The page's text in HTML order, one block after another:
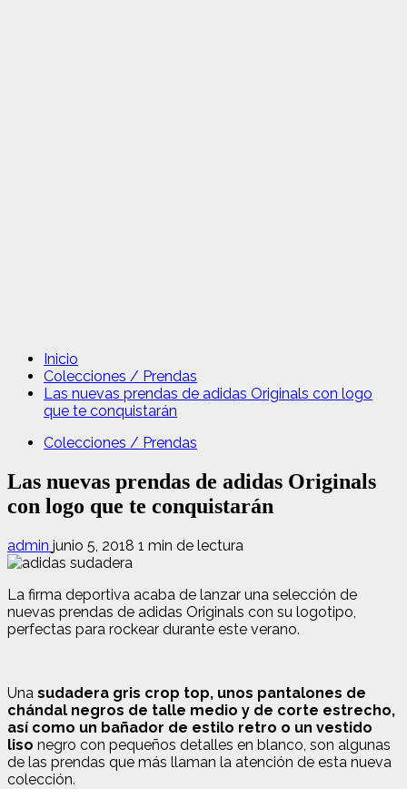
Inicio
Colecciones / Prendas
Las nuevas prendas de adidas Originals con logo
que te conquistarán
Colecciones / Prendas
Las nuevas prendas de adidas Originals
con logo que te conquistarán
admin junio 5, 2018 1 min de lectura
La firma deportiva acaba de lanzar una selección de
nuevas prendas de adidas Originals con su logotipo,
perfectas para rockear durante este verano.
Una sudadera gris crop top, unos pantalones de
chándal negros de talle medio y de corte estrecho,
así como un bañador de estilo retro o un vestido
liso negro con pequeños detalles en blanco, son algunas
de las prendas que más llaman la atención de esta nueva
colección.